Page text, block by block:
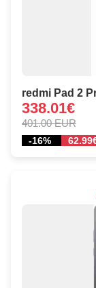
redmi Pad 2
338.01€
401.00 EUR
-16%